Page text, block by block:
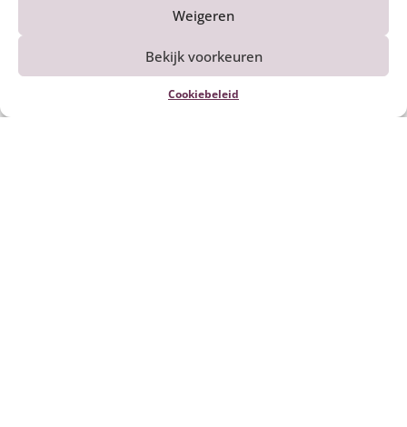
Weigeren
Bekijk voorkeuren
Cookiebeleid
Reset stappen